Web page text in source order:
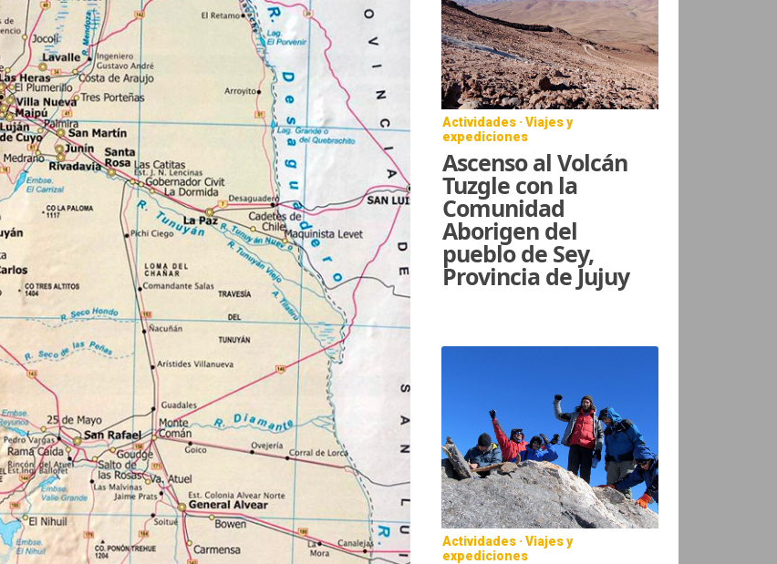
Actividades · Viajes y
expediciones
Ascenso al Volcán
Tuzgle con la
Comunidad
Aborigen del
pueblo de Sey,
Provincia de Jujuy
Actividades · Viajes y
expediciones